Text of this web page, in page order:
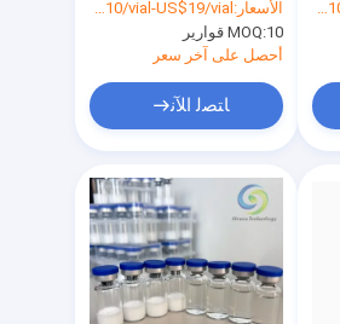
الأسعار: US$10/vial-US$19/vial
MOQ:10 قوارير
أحصل على آخر سعر
ﺎﺘﺼﻟ ﺍﻶﻧ